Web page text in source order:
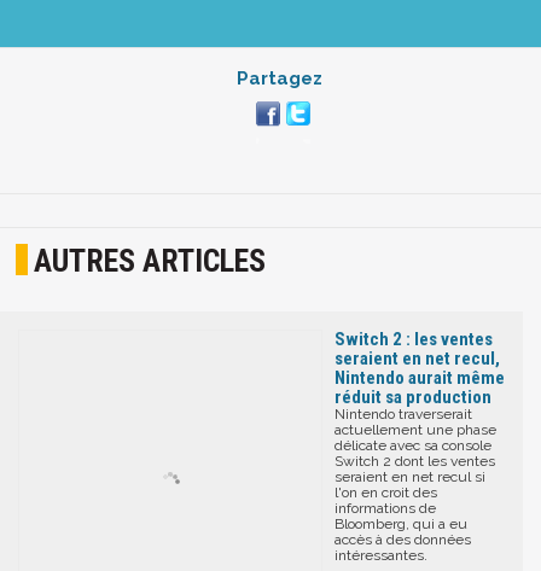
Partagez
AUTRES ARTICLES
Switch 2 : les ventes
seraient en net recul,
Nintendo aurait même
réduit sa production
Nintendo traverserait
actuellement une phase
délicate avec sa console
Switch 2 dont les ventes
seraient en net recul si
l'on en croit des
informations de
Bloomberg, qui a eu
accès à des données
intéressantes.